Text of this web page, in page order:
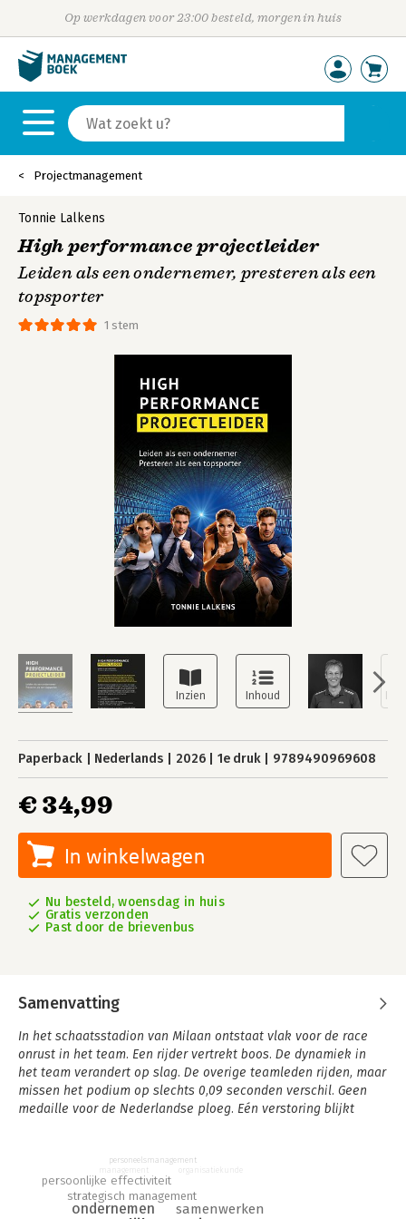
Op werkdagen voor 23:00 besteld, morgen in huis
Projectmanagement
1 stem
Tonnie Lalkens
High performance projectleider
Leiden als een ondernemer, presteren als een
topsporter
Paperback Nederlands 2026 1e druk 9789490969608
€ 34,99
In winkelwagen
Nu besteld, woensdag in huis
Gratis verzonden
Past door de brievenbus
Samenvatting
In het schaatsstadion van Milaan ontstaat vlak voor de race
onrust in het team. Een rijder vertrekt boos. De dynamiek in
het team verandert op slag. De overige teamleden rijden, maar
missen het podium op slechts 0,09 seconden verschil. Geen
medaille voor de Nederlandse ploeg. Eén verstoring blijkt
Resultaat wordt zelden bepaald door het plan alleen. Het
verschil ontstaat in hoe jij als projectleider omgaat met
spanning, emoties en veranderende omstandig heden. In het
boek High Performance Projectleider laat Tonnie Lalkens zien
ondernemen
strategisch management
samenwerken
persoonlijke effectiviteit
management
personeelsmanagement
organisatiekunde